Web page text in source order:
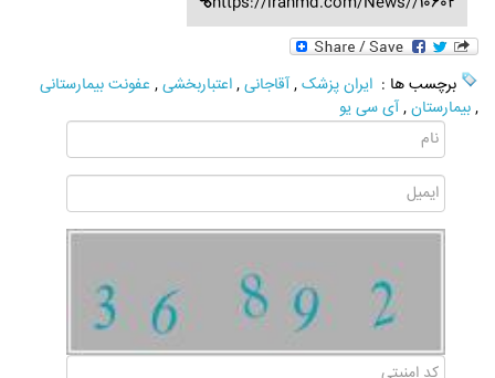
برچسب ها : ایران پزشک,آقاجانی,اعتباربخشی, عفونت بیمارستانی
,بیمارستان,آی سی یو